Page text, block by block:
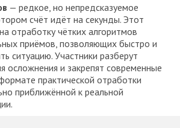
— редкое, но непредсказуемое
счёт идёт на секунды. Этот
отработку чётких алгоритмов
приёмов, позволяющих быстро и
ситуацию. Участники разберут
осложнения и закрепят современные
практической отработки
приближённой к реальной